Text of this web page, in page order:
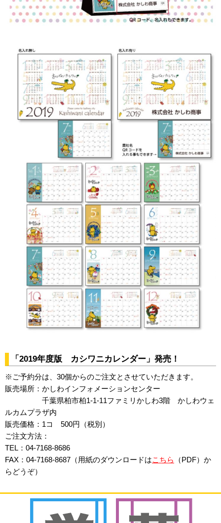
「2019年度版 カシワニカレンダー」発売！
※ご予約分は、30個からのご注文とさせていただきます。
販売場所：かしわインフォメーションセンター
千葉県柏市柏1-1-11ファミリかしわ3階 かしわウェ
ルカムプラザ内
販売価格：1コ 500円（税別）
ご注文方法：
TEL：04-7168-8686
FAX：04-7168-8687（用紙のダウンロードはこちら
（PDF）か
らどうぞ）